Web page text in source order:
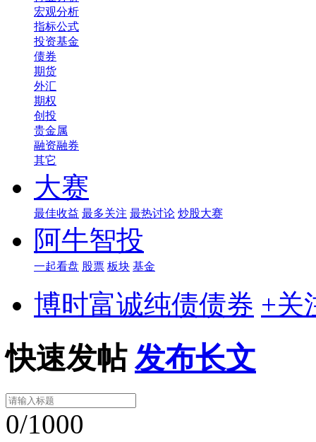
宏观分析
指标公式
投资基金
债券
期货
外汇
期权
创投
贵金属
融资融券
其它
大赛
最佳收益 最多关注 最热讨论 炒股大赛
阿牛智投
一起看盘 股票 板块 基金
博时富诚纯债债券 +关
快速发帖 发布长文
0/1000